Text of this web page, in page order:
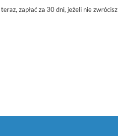
zapłać za 30 dni, jeżeli nie zwrócisz